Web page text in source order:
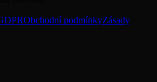
Obchodní podmínkyZásady